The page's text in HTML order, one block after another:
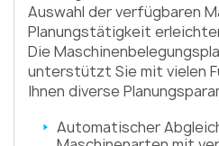
Auswahl der verfügbaren
Planungstätigkeit
Die
unterstützt Sie mit vielen
Ihnen diverse
Automatischer